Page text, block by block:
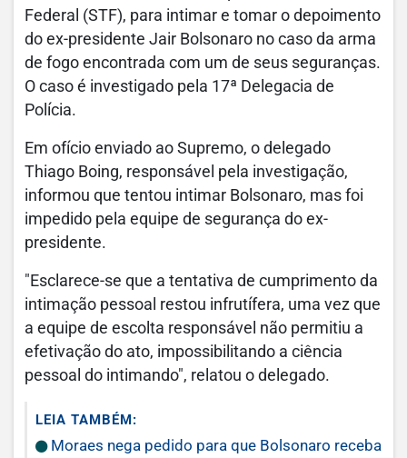
Federal (STF), para intimar e tomar o depoimento
do ex-presidente Jair Bolsonaro no caso da arma
de fogo encontrada com um de seus seguranças.
O caso é investigado pela 17ª Delegacia de
Polícia.
Em ofício enviado ao Supremo, o delegado
Thiago Boing, responsável pela investigação,
informou que tentou intimar Bolsonaro, mas foi
impedido pela equipe de segurança do ex-
presidente.
"Esclarece-se que a tentativa de cumprimento da
intimação pessoal restou infrutífera, uma vez que
a equipe de escolta responsável não permitiu a
efetivação do ato, impossibilitando a ciência
pessoal do intimando", relatou o delegado.
LEIA TAMBÉM:
Moraes nega pedido para que Bolsonaro receba